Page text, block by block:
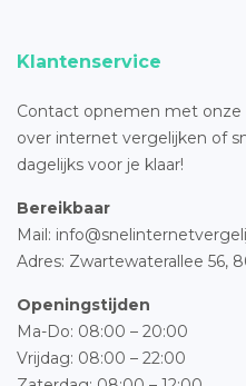
Klantenservice
Contact opnemen met onze
over internet vergelijken of
dagelijks voor je klaar!
Bereikbaar
Mail:
Adres: Zwartewaterallee 56,
Openingstijden
Ma-Do: 08:00 – 20:00
Vrijdag: 08:00 – 22:00